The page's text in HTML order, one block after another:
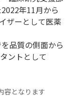
年11月から
ザーとして医薬
品質の側面から
ントとして
容となります